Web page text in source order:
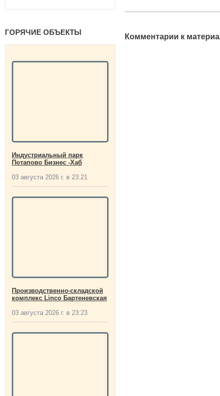
ГОРЯЧИЕ ОБЪЕКТЫ
Индустриальный парк
Потапово Бизнес -Хаб
03 августа 2026 г. в 23:21
Производственно-складской
комплекс Linco Бартеневская
03 августа 2026 г. в 23:23
Комментарии к